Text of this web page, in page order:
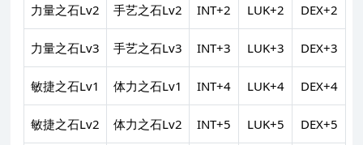
力量之石Lv2 手艺之石Lv2 INT+2 LUK+2 DEX+2
力量之石Lv3 手艺之石Lv3 INT+3 LUK+3 DEX+3
敏捷之石Lv1 体力之石Lv1 INT+4 LUK+4 DEX+4
敏捷之石Lv2 体力之石Lv2 INT+5 LUK+5 DEX+5